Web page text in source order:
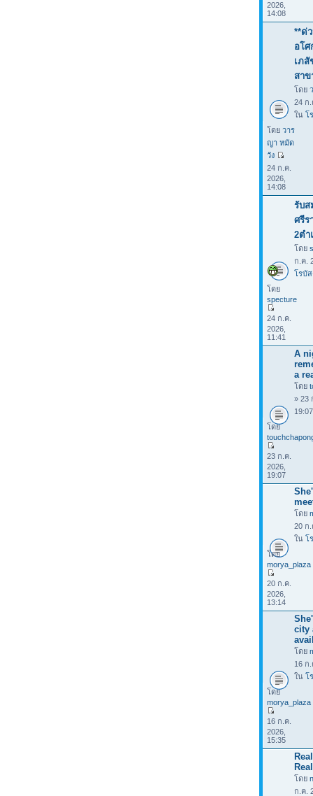
2026,
14:08
**ด่
อโ
เภสั
สาข
โดย
24 ก.
ใน โ
โดย วาร
ญา หมัด
วัง
24 ก.ค.
2026,
14:08
รับส
ศรีร
2ตำ
โดย
ก.ค.
โรบั
โดย
specture
24 ก.ค.
2026,
11:41
A
a
โดย
» 23
โดย
23 ก.ค.
2026,
19:07
โดย
20 ก.
ใน โ
โดย
morya_plaza
20 ก.ค.
2026,
13:14
city
โดย
16 ก
ใน โ
โดย
morya_plaza
16 ก.ค.
2026,
15:35
โดย
ก.ค.